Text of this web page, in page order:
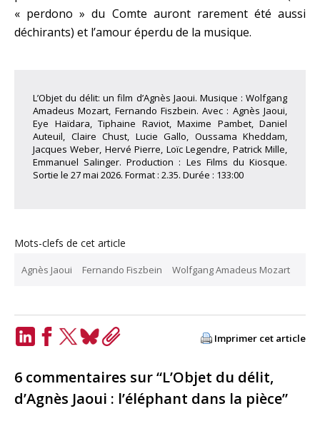
« perdono » du Comte auront rarement été aussi
déchirants) et l’amour éperdu de la musique.
L’Objet du délit: un film d’Agnès Jaoui. Musique : Wolfgang
Amadeus Mozart, Fernando Fiszbein. Avec : Agnès Jaoui,
Eye Haïdara, Tiphaine Raviot, Maxime Pambet, Daniel
Auteuil, Claire Chust, Lucie Gallo, Oussama Kheddam,
Jacques Weber, Hervé Pierre, Loïc Legendre, Patrick Mille,
Emmanuel Salinger. Production : Les Films du Kiosque.
Sortie le 27 mai 2026. Format : 2.35. Durée : 133:00
Mots-clefs de cet article
Agnès Jaoui Fernando Fiszbein Wolfgang Amadeus Mozart
Link
Imprimer cet article
6 commentaires sur “L’Objet du délit,
d’Agnès Jaoui : l’éléphant dans la pièce”